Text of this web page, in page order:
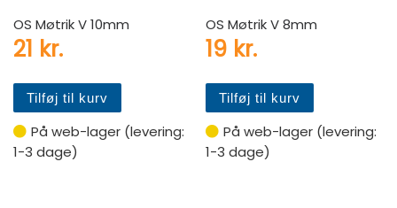
OS Møtrik V 10mm
21 kr.
Tilføj til kurv
På web-lager (levering:
1-3 dage)
OS Møtrik V 8mm
19 kr.
Tilføj til kurv
På web-lager (levering:
1-3 dage)